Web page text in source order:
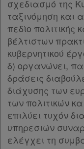
σχεδιασμό της
ταξινόμηση και
πεδίο πολιτικής
βέλτιστων
κυβερνητικού
δ) οργανώνει,
δράσεις
διάχυσης των
των πολιτικών
επιλύει τυχόν
υπηρεσιών
ελέγχει τη